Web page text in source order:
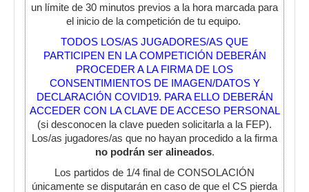
un límite de 30 minutos previos a la hora marcada para
el inicio de la competición de tu equipo.
TODOS LOS/AS JUGADORES/AS QUE
PARTICIPEN EN LA COMPETICIÓN DEBERÁN
PROCEDER A LA FIRMA DE LOS
CONSENTIMIENTOS DE IMAGEN/DATOS Y
DECLARACIÓN COVID19. PARA ELLO DEBERÁN
ACCEDER CON LA CLAVE DE ACCESO PERSONAL
(si desconocen la clave pueden solicitarla a la FEP).
Los/as jugadores/as que no hayan procedido a la firma
no podrán ser alineados.
Los partidos de 1/4 final de CONSOLACIÓN
únicamente se disputarán en caso de que el CS pierda